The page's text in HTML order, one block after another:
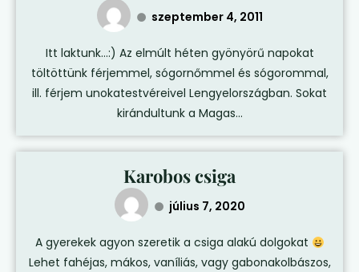
szeptember 4, 2011
Itt laktunk…:) Az elmúlt héten gyönyörű napokat
töltöttünk férjemmel, sógornőmmel és sógorommal,
ill. férjem unokatestvéreivel Lengyelországban. Sokat
kirándultunk a Magas...
Karobos csiga
július 7, 2020
A gyerekek agyon szeretik a csiga alakú dolgokat
Lehet fahéjas, mákos, vaníliás, vagy gabonakolbászos,